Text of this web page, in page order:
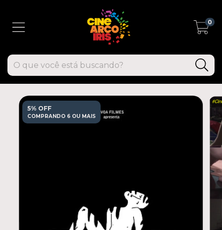
0
5% OFF
COMPRANDO 6 OU MAIS